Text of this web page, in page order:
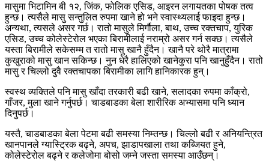
मासुमा भिटामिन बी १२, जिंक, फोलिक एसिड, आइरन लगायतका पोषक तत्व
हुन्छ। त्यसैले मासु सन्तुलित रुपमा खाने हो भने स्वास्थ्यलाई फाइदा हुन्छ।
अन्यथा, त्यसले असर गर्छ। रातो मासुले मिर्गौला, बाथ, उच्च रक्तचाप, युरिक
एसिड, उच्च कोलेस्टेरोल भएका बिरामीलाई नराम्रो असर गर्न सक्छ। त्यसैले
यस्ता बिरामीले सकेसम्म त रातो मासु खानै हुँदैन। खानै परे थोरै मात्रामा
कुखुराको मासु खान सकिन्छ। नुन धेरै हालिएको खानेकुरा पनि खानुहुँदैन। रातो
मासु र चिल्लो दुवै रक्तचापका बिरामीका लागि हानिकारक हुन्।
स्वस्थ व्यक्तिले पनि मासु खाँदा तरकारी बढी खाने, सलादका रुपमा काँक्रो,
गाँजर, मुला खाने गर्नुपर्छ। चाडबाडका बेला शारीरिक अभ्यासमा पनि ध्यान
दिनुपर्छ।
यस्तै, चाडबाडका बेला पेटमा बढी समस्या निम्तन्छ। चिल्लो बढी र अनियन्त्रित
खानपानले ग्यास्ट्रिक बढ्ने, अपच, झाडापखाला तथा कब्जियत हुने,
कोलेस्टेरोल बढ्ने र कलेजोमा बोसो जम्ने जस्ता समस्या आउँछन्।